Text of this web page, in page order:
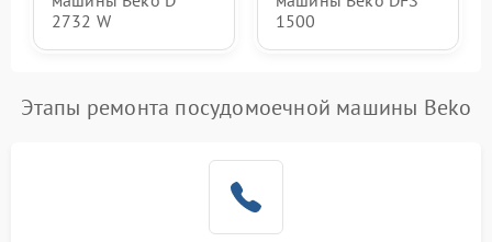
2732 W
1500
Этапы ремонта посудомоечной машины Beko